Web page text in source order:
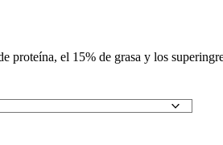
proteína, el 15% de grasa y los